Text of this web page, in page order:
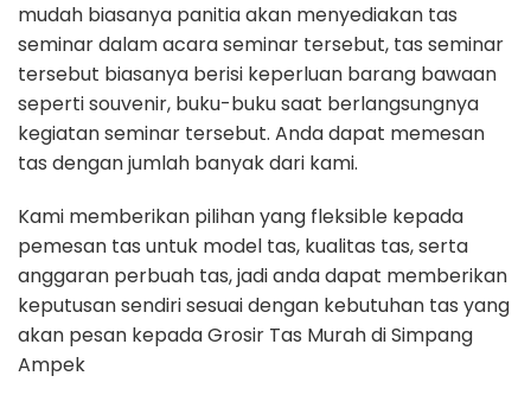
mudah biasanya panitia akan menyediakan tas
seminar dalam acara seminar tersebut, tas seminar
tersebut biasanya berisi keperluan barang bawaan
seperti souvenir, buku-buku saat berlangsungnya
kegiatan seminar tersebut. Anda dapat memesan
tas dengan jumlah banyak dari kami.
Kami memberikan pilihan yang fleksible kepada
pemesan tas untuk model tas, kualitas tas, serta
anggaran perbuah tas, jadi anda dapat memberikan
keputusan sendiri sesuai dengan kebutuhan tas yang
akan pesan kepada Grosir Tas Murah di Simpang
Ampek